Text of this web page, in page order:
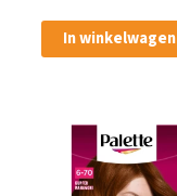
In winkelwagen